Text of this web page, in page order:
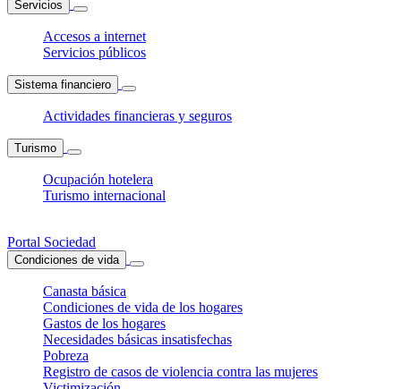
Servicios
Accesos a internet
Servicios públicos
Sistema financiero
Actividades financieras y seguros
Turismo
Ocupación hotelera
Turismo internacional
Portal Sociedad
Condiciones de vida
Canasta básica
Condiciones de vida de los hogares
Gastos de los hogares
Necesidades básicas insatisfechas
Pobreza
Registro de casos de violencia contra las mujeres